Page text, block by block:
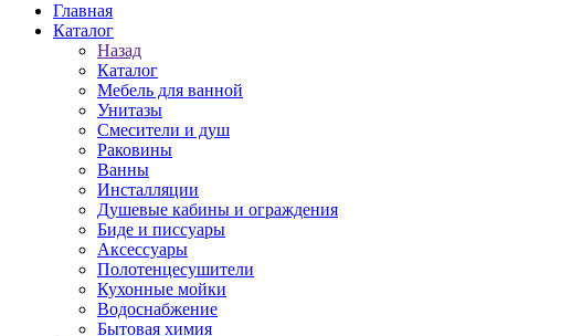
Главная
Каталог
Назад
Каталог
Мебель для ванной
Унитазы
Смесители и душ
Раковины
Ванны
Инсталляции
Душевые кабины и ограждения
Биде и писсуары
Аксессуары
Полотенцесушители
Кухонные мойки
Водоснабжение
Бытовая химия